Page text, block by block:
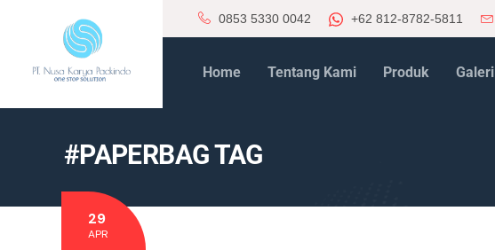
0853 5330 0042 +62 812-8782-5811
Home Tentang Kami Produk Galeri
#PAPERBAG TAG
29
APR